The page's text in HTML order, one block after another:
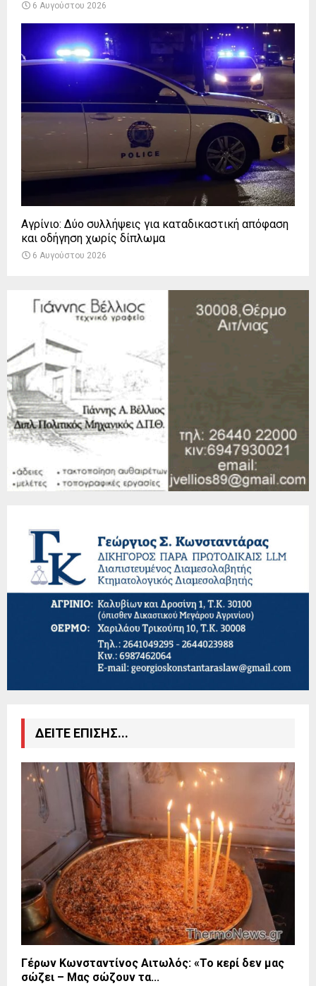
6 Αυγούστου 2026
Αγρίνιο: Δύο συλλήψεις για καταδικαστική απόφαση
και οδήγηση χωρίς δίπλωμα
6 Αυγούστου 2026
ΔΕΙΤΕ ΕΠΙΣΗΣ...
Γέρων Κωνσταντίνος Αιτωλός: «Το κερί δεν μας
σώζει – Μας σώζουν τα...